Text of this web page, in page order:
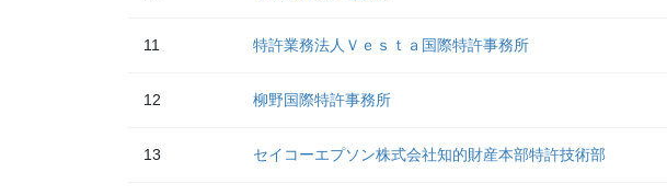
11 特許業務法人Ｖｅｓｔａ国際特許事務所
12 柳野国際特許事務所
13 セイコーエプソン株式会社知的財産本部特許技術部